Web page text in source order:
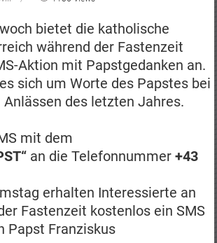
bietet die katholische
während der Fastenzeit
Aktion mit Papstgedanken an.
sich um Worte des Papstes bei
des letzten Jahres.
mit dem
an die Telefonnummer +43
erhalten Interessierte an
Fastenzeit kostenlos ein SMS
Papst Franziskus